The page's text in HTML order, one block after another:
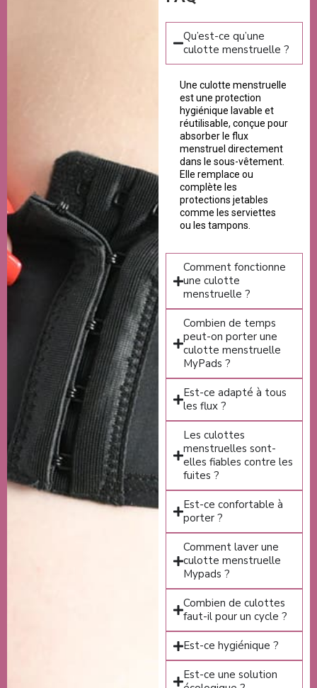
Qu’est-ce qu’une
culotte menstruelle ?
Une culotte menstruelle
est une protection
hygiénique lavable et
réutilisable, conçue pour
absorber le flux
menstruel directement
dans le sous-vêtement.
Elle remplace ou
complète les
protections jetables
comme les serviettes
ou les tampons.
Comment fonctionne
une culotte
menstruelle ?
Combien de temps
peut-on porter une
culotte menstruelle
MyPads ?
Est-ce adapté à tous
les flux ?
Les culottes
menstruelles sont-
elles fiables contre les
fuites ?
Est-ce confortable à
porter ?
Comment laver une
culotte menstruelle
Mypads ?
Combien de culottes
faut-il pour un cycle ?
Est-ce hygiénique ?
Est-ce une solution